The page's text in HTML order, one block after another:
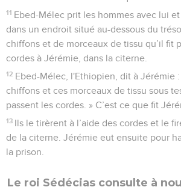
11 Ebed-Mélec prit les hommes avec lui et
dans un endroit situé au-dessous du
chiffons et de morceaux de tissu qu’il fit
cordes à Jérémie, dans la citerne.
12 Ebed-Mélec, l'Ethiopien, dit à Jérémie
chiffons et ces morceaux de tissu sous
passent les cordes. » C’est ce que fit
13 Ils le tirèrent à l’aide des cordes et le
de la citerne. Jérémie eut ensuite pour
la prison.
Le roi Sédécias consulte à